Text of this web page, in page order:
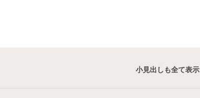
小見出しも全て表示